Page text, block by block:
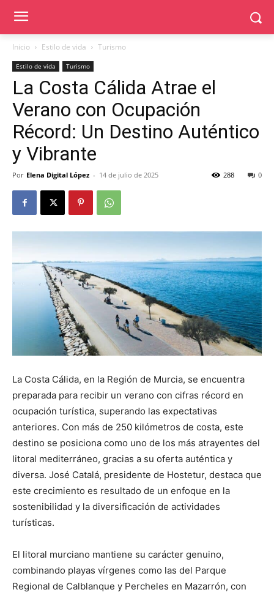
Inicio Estilo de vida Turismo
Estilo de vida Turismo
La Costa Cálida Atrae el
Verano con Ocupación
Récord: Un Destino Auténtico
y Vibrante
Por Elena Digital López - 14 de julio de 2025 0
288
La Costa Cálida, en la Región de Murcia, se encuentra
preparada para recibir un verano con cifras récord en
ocupación turística, superando las expectativas
anteriores. Con más de 250 kilómetros de costa, este
destino se posiciona como uno de los más atrayentes del
litoral mediterráneo, gracias a su oferta auténtica y
diversa. José Catalá, presidente de Hostetur, destaca que
este crecimiento es resultado de un enfoque en la
sostenibilidad y la diversificación de actividades
turísticas.
El litoral murciano mantiene su carácter genuino,
combinando playas vírgenes como las del Parque
Regional de Calblanque y Percheles en Mazarrón, con